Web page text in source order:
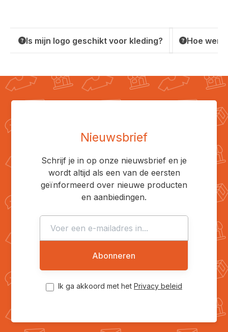
Is mijn logo geschikt voor kleding? Hoe
Nieuwsbrief
Schrijf je in op onze nieuwsbrief en je
wordt altijd als een van de eersten
geïnformeerd over nieuwe producten
en aanbiedingen.
Abonneren
Ik ga akkoord met het Privacy beleid